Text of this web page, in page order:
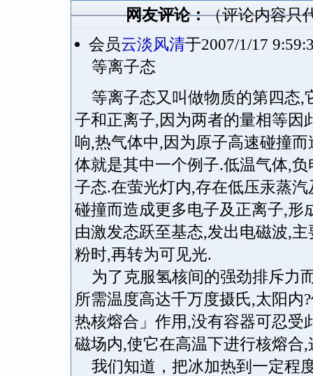
网友评论：（评论内容只
会员云淡风清于2007/1/17
等离子态
等离子态又叫做物质的第四态,
子和正离子,因为两者的量相等因
响,热气体中,因为原子高速碰撞
体就是其中一个例子.低温气体,
子态.在萤光灯内,存在低压汞蒸
碰撞而造成更多电子及正离子,形
由激发态跃至基态,发出电磁波,
粉时,再转为可见光.
为了克服氢核间的强劲排斥力
所需温度高达千万度摄氏,太阳内
热核熔合」作用,没有容器可忍受
磁场内,使它在高温下进行核熔
我们知道，把冰加热到一定程